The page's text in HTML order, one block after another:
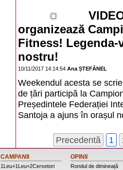
organizează
Fitness! Legenda-
nostru!
10/11/2017 14:14:54 Ana ȘTEFĂNEL
Weekendul acesta se
de țări participă la
Președintele Federației
Santoja a ajuns în orașul
Precedentă 1
CAMPANII
1Leu+1Leu=2Cersetori
OPINII
Rondul de dimineață